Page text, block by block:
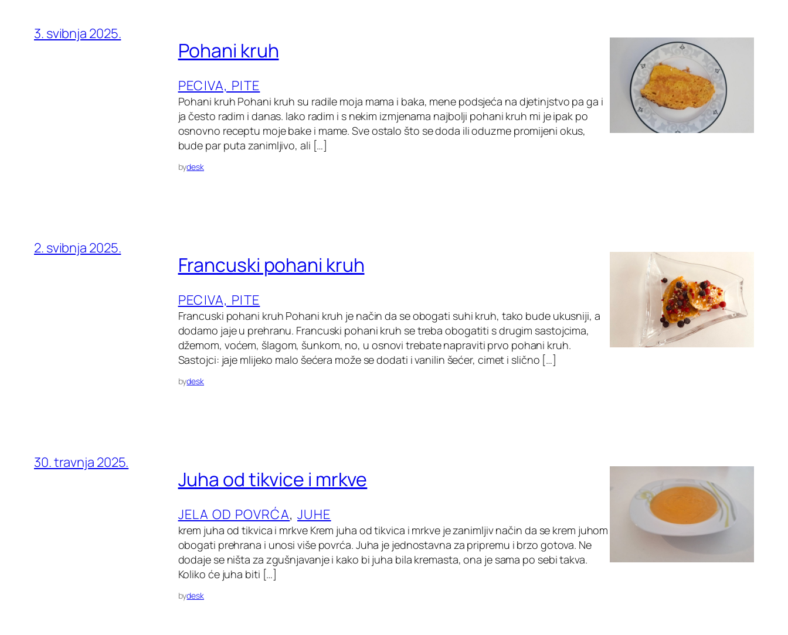
3. svibnja 2025.
Pohani kruh
PECIVA, PITE
Pohani kruh Pohani kruh su radile moja mama i baka, mene podsjeća na djetinjstvo pa ga i
ja često radim i danas. Iako radim i s nekim izmjenama najbolji pohani kruh mi je ipak po
osnovno receptu moje bake i mame. Sve ostalo što se doda ili oduzme promijeni okus,
bude par puta zanimljivo, ali […]
bydesk
2. svibnja 2025.
Francuski pohani kruh
PECIVA, PITE
Francuski pohani kruh Pohani kruh je način da se obogati suhi kruh, tako bude ukusniji, a
dodamo jaje u prehranu. Francuski pohani kruh se treba obogatiti s drugim sastojcima,
džemom, voćem, šlagom, šunkom, no, u osnovi trebate napraviti prvo pohani kruh.
Sastojci: jaje mlijeko malo šećera može se dodati i vanilin šećer, cimet i slično […]
bydesk
30. travnja 2025.
Juha od tikvice i mrkve
JELA OD POVRĆA, JUHE
krem juha od tikvica i mrkve Krem juha od tikvica i mrkve je zanimljiv način da se krem juhom
obogati prehrana i unosi više povrća. Juha je jednostavna za pripremu i brzo gotova. Ne
dodaje se ništa za zgušnjavanje i kako bi juha bila kremasta, ona je sama po sebi takva.
Koliko će juha biti […]
bydesk